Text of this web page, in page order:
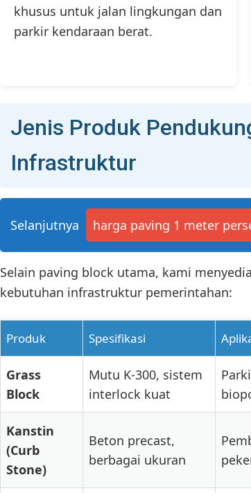
khusus untuk jalan lingkungan dan
parkir kendaraan berat.
Jenis Produk
Infrastruktur
Selanjutnya harga paving 1 meter
Selain paving block utama, kami
kebutuhan infrastruktur pemerintahan:
Produk Spesifikasi
Grass
Block
Mutu K-300, sistem
interlock kuat
Kanstin
(Curb
Stone)
Beton precast,
berbagai ukuran